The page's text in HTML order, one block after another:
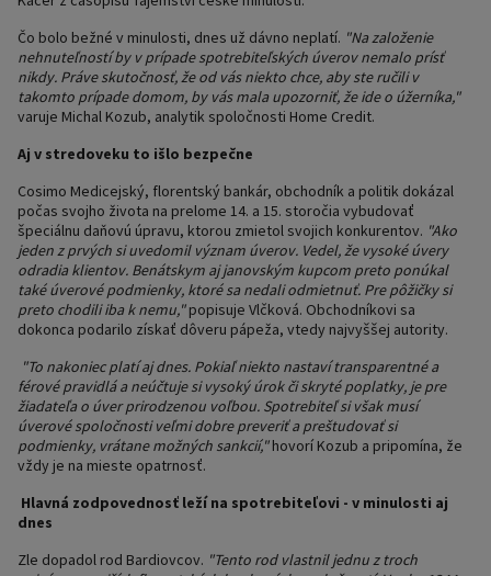
Čo bolo bežné v minulosti, dnes už dávno neplatí. "Na založenie
nehnuteľností by v prípade spotrebiteľských úverov nemalo prísť
nikdy. Práve skutočnosť, že od vás niekto chce, aby ste ručili v
takomto prípade domom, by vás mala upozorniť, že ide o úžerníka,"
varuje Michal Kozub, analytik spoločnosti Home Credit.
Aj v stredoveku to išlo bezpečne
Cosimo Medicejský, florentský bankár, obchodník a politik dokázal
počas svojho života na prelome 14. a 15. storočia vybudovať
špeciálnu daňovú úpravu, ktorou zmietol svojich konkurentov. "Ako
jeden z prvých si uvedomil význam úverov. Vedel, že vysoké úvery
odradia klientov. Benátskym aj janovským kupcom preto ponúkal
také úverové podmienky, ktoré sa nedali odmietnuť. Pre pôžičky si
preto chodili iba k nemu,"popisuje Vlčková. Obchodníkovi sa
dokonca podarilo získať dôveru pápeža, vtedy najvyššej autority.
"To nakoniec platí aj dnes. Pokiaľ niekto nastaví transparentné a
férové pravidlá a neúčtuje si vysoký úrok či skryté poplatky, je pre
žiadateľa o úver prirodzenou voľbou. Spotrebiteľ si však musí
úverové spoločnosti veľmi dobre preveriť a preštudovať si
podmienky, vrátane možných sankcií,"hovorí Kozub a pripomína, že
vždy je na mieste opatrnosť.
Hlavná zodpovednosť leží na spotrebiteľovi - v minulosti aj
dnes
Zle dopadol rod Bardiovcov. "Tento rod vlastnil jednu z troch